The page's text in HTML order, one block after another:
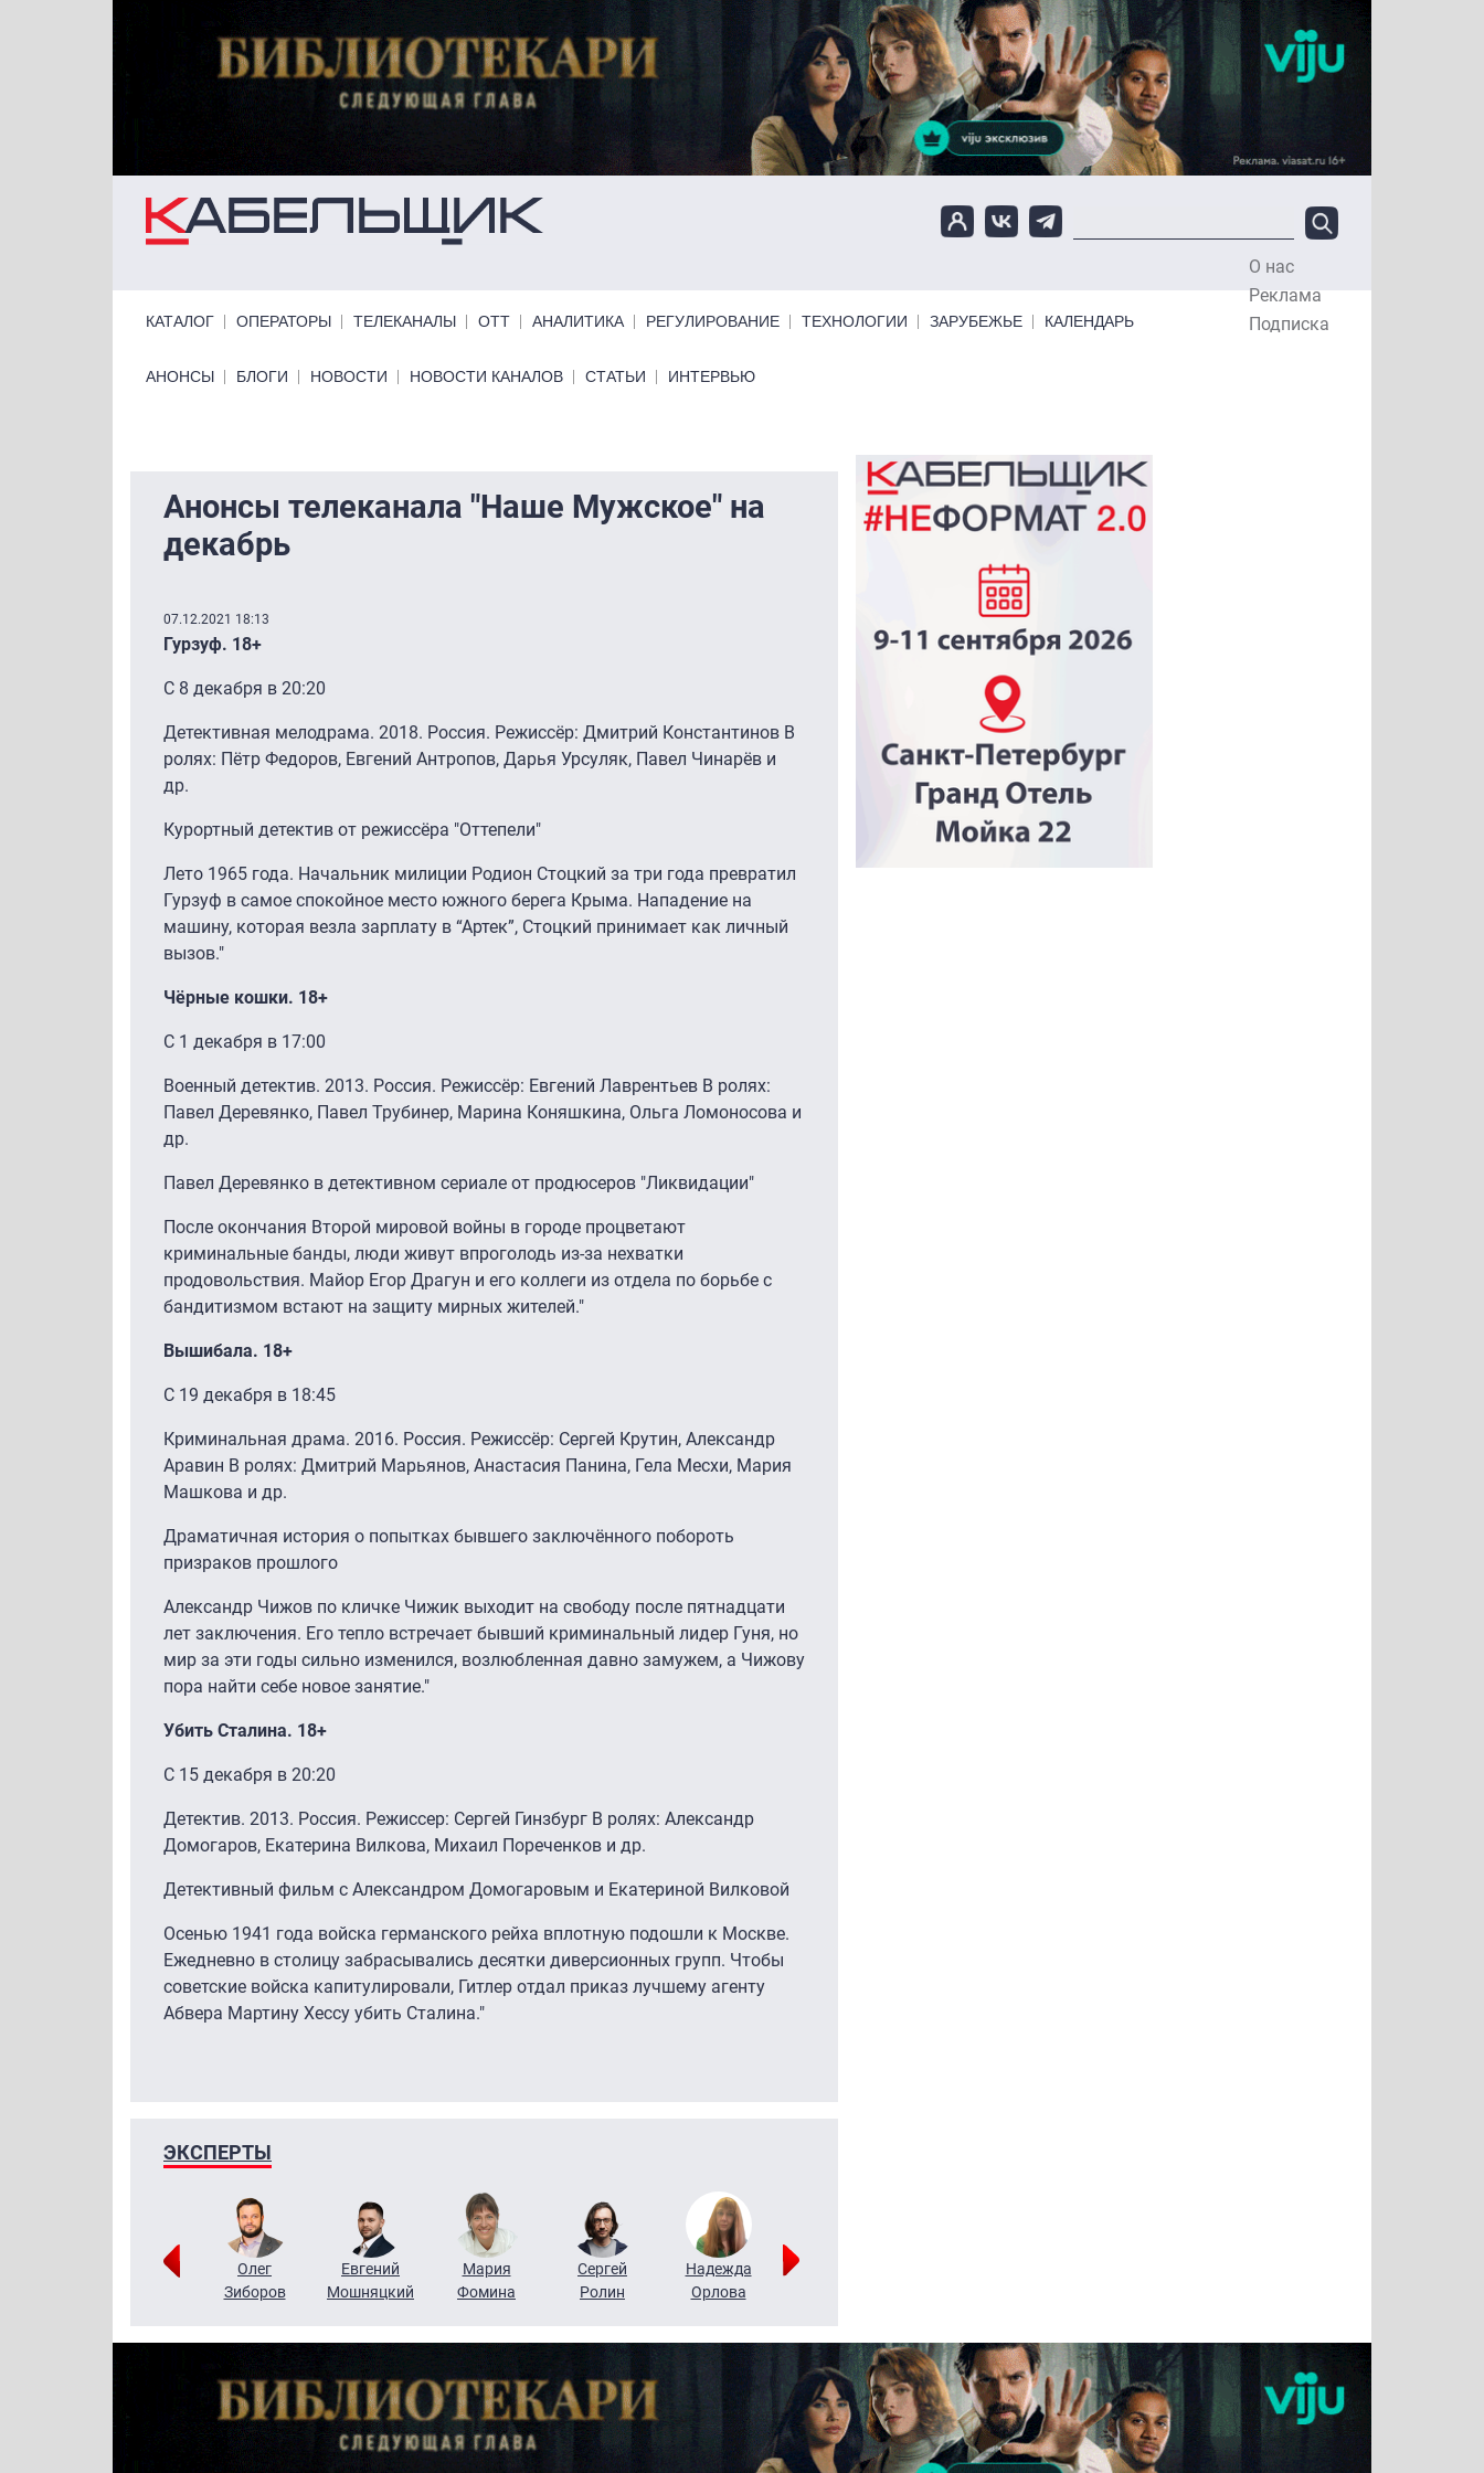
О нас
Реклама
Подписка
КАТАЛОГ ОПЕРАТОРЫ ТЕЛЕКАНАЛЫ ОТТ АНАЛИТИКА РЕГУЛИРОВАНИЕ ТЕХНОЛОГИИ ЗАРУБЕЖЬЕ КАЛЕНДАРЬ
Primary links bottom
АНОНСЫ БЛОГИ НОВОСТИ НОВОСТИ КАНАЛОВ СТАТЬИ ИНТЕРВЬЮ
Анонсы телеканала "Наше Мужское" на
декабрь
07.12.2021 18:13
Гурзуф. 18+
С 8 декабря в 20:20
Детективная мелодрама. 2018. Россия. Режиссёр: Дмитрий Константинов В
ролях: Пётр Федоров, Евгений Антропов, Дарья Урсуляк, Павел Чинарёв и
др.
Курортный детектив от режиссёра "Оттепели"
Лето 1965 года. Начальник милиции Родион Стоцкий за три года превратил
Гурзуф в самое спокойное место южного берега Крыма. Нападение на
машину, которая везла зарплату в “Артек”, Стоцкий принимает как личный
вызов."
Чёрные кошки. 18+
С 1 декабря в 17:00
Военный детектив. 2013. Россия. Режиссёр: Евгений Лаврентьев В ролях:
Павел Деревянко, Павел Трубинер, Марина Коняшкина, Ольга Ломоносова и
др.
Павел Деревянко в детективном сериале от продюсеров "Ликвидации"
После окончания Второй мировой войны в городе процветают
криминальные банды, люди живут впроголодь из-за нехватки
продовольствия. Майор Егор Драгун и его коллеги из отдела по борьбе с
бандитизмом встают на защиту мирных жителей."
Вышибала. 18+
С 19 декабря в 18:45
Криминальная драма. 2016. Россия. Режиссёр: Сергей Крутин, Александр
Аравин В ролях: Дмитрий Марьянов, Анастасия Панина, Гела Месхи, Мария
Машкова и др.
Драматичная история о попытках бывшего заключённого побороть
призраков прошлого
Александр Чижов по кличке Чижик выходит на свободу после пятнадцати
лет заключения. Его тепло встречает бывший криминальный лидер Гуня, но
мир за эти годы сильно изменился, возлюбленная давно замужем, а Чижову
пора найти себе новое занятие."
Убить Сталина. 18+
С 15 декабря в 20:20
Детектив. 2013. Россия. Режиссер: Сергей Гинзбург В ролях: Александр
Домогаров, Екатерина Вилкова, Михаил Пореченков и др.
Детективный фильм с Александром Домогаровым и Екатериной Вилковой
Осенью 1941 года войска германского рейха вплотную подошли к Москве.
Ежедневно в столицу забрасывались десятки диверсионных групп. Чтобы
советские войска капитулировали, Гитлер отдал приказ лучшему агенту
Абвера Мартину Хессу убить Сталина."
ЭКСПЕРТЫ
Григорий
Олег
Зиборов
Евгений
Мошняцкий
Мария
Фомина
Сергей
Ролин
Надежда
Орлова